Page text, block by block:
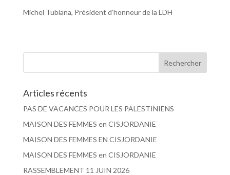
Michel Tubiana, Président d’honneur de la LDH
Articles récents
PAS DE VACANCES POUR LES PALESTINIENS
MAISON DES FEMMES en CISJORDANIE
MAISON DES FEMMES EN CISJORDANIE
MAISON DES FEMMES en CISJORDANIE
RASSEMBLEMENT 11 JUIN 2026